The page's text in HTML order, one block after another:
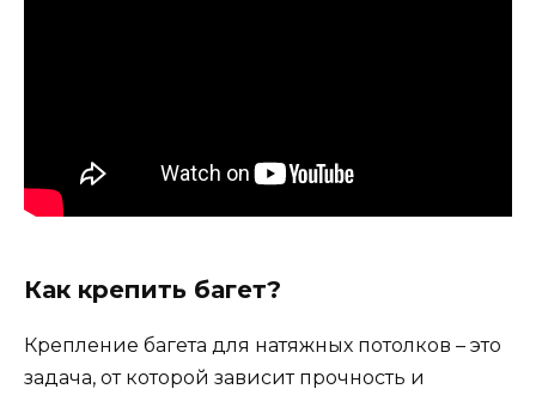
Как крепить багет?
Крепление багета для натяжных потолков – это
задача, от которой зависит прочность и